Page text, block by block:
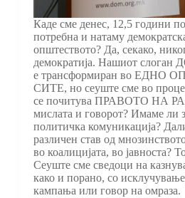
Каде сме денес, 12,5 години
потребна и натаму
општеството? Да, секако,
демократија. Нашиот
е трансформиран во ЕДНО
СИТЕ, но сеуште сме во
се почитува ПРАВОТО НА
мислата и говорот? Имаме ли
политичка комуникација?
различен став од
во коалицијата, во јавноста?
Сеуште сме сведоци на
како и порано, со
кампања или говор на омраза.